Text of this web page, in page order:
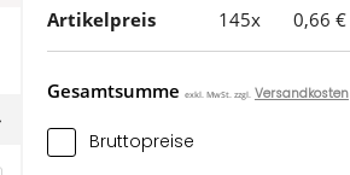
Artikelpreis 145x 0,66 €
Gesamtsumme exkl. MwSt. zzgl. Versandkosten
Bruttopreise